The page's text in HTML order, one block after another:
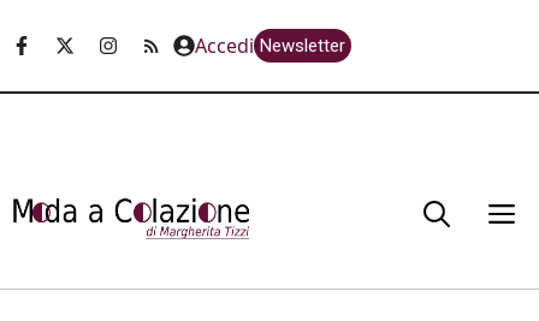
Accedi Newsletter